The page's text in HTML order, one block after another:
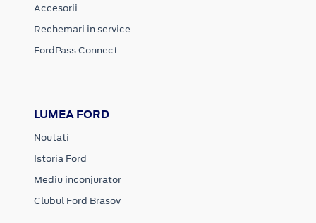
Accesorii
Rechemari in service
FordPass Connect
LUMEA FORD
Noutati
Istoria Ford
Mediu inconjurator
Clubul Ford Brasov